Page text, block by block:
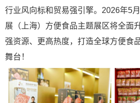
行业风向标和贸易强引擎。2026年5
展（上海）方便食品主题展区将全面
强资源、更高热度，打造全球方便食
舞台！